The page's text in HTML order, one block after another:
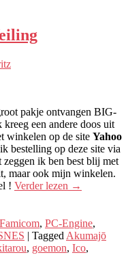
pakje ontvangen BIG-
een andere doos uit
winkelen op de site Yahoo
bestelling op deze site via
ik ben best blij met
maar ook mijn winkelen.
! Verder lezen →
, PC-Engine,
| Tagged Akumajō
, goemon, Ico,